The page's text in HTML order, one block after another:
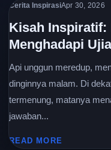
Cerita InspirasiApr 30, 2026
Kisah Inspiratif:
Menghadapi
Api unggun meredup,
dinginnya malam. Di
termenung, matanya
jawaban...
READ MORE